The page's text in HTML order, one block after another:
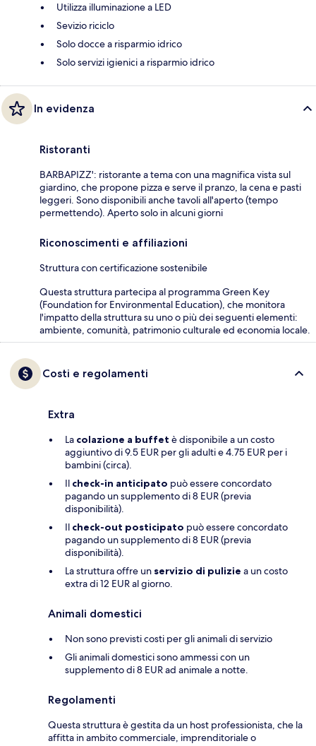
Utilizza illuminazione a LED
Sevizio riciclo
Solo docce a risparmio idrico
Solo servizi igienici a risparmio idrico
In evidenza
Ristoranti
BARBAPIZZ': ristorante a tema con una magnifica vista sul
giardino, che propone pizza e serve il pranzo, la cena e pasti
leggeri. Sono disponibili anche tavoli all'aperto (tempo
permettendo). Aperto solo in alcuni giorni
Riconoscimenti e affiliazioni
Struttura con certificazione sostenibile
Questa struttura partecipa al programma Green Key
(Foundation for Environmental Education), che monitora
l'impatto della struttura su uno o più dei seguenti elementi:
ambiente, comunità, patrimonio culturale ed economia locale.
Costi e regolamenti
Extra
La colazione a buffet è disponibile a un costo
aggiuntivo di 9.5 EUR per gli adulti e 4.75 EUR per i
bambini (circa).
Il check-in anticipato può essere concordato
pagando un supplemento di 8 EUR (previa
disponibilità).
Il check-out posticipato può essere concordato
pagando un supplemento di 8 EUR (previa
disponibilità).
La struttura offre un servizio di pulizie a un costo
extra di 12 EUR al giorno.
Animali domestici
Non sono previsti costi per gli animali di servizio
Gli animali domestici sono ammessi con un
supplemento di 8 EUR ad animale a notte.
Regolamenti
Questa struttura è gestita da un host professionista, che la
affitta in ambito commerciale, imprenditoriale o